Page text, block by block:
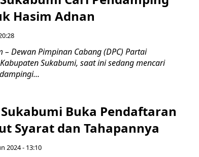
Hasim Adnan
Dewan Pimpinan Cabang (DPC) Partai
Sukabumi, saat ini sedang mencari
Buka Pendaftaran
Syarat dan Tahapannya
2024 - 13:10